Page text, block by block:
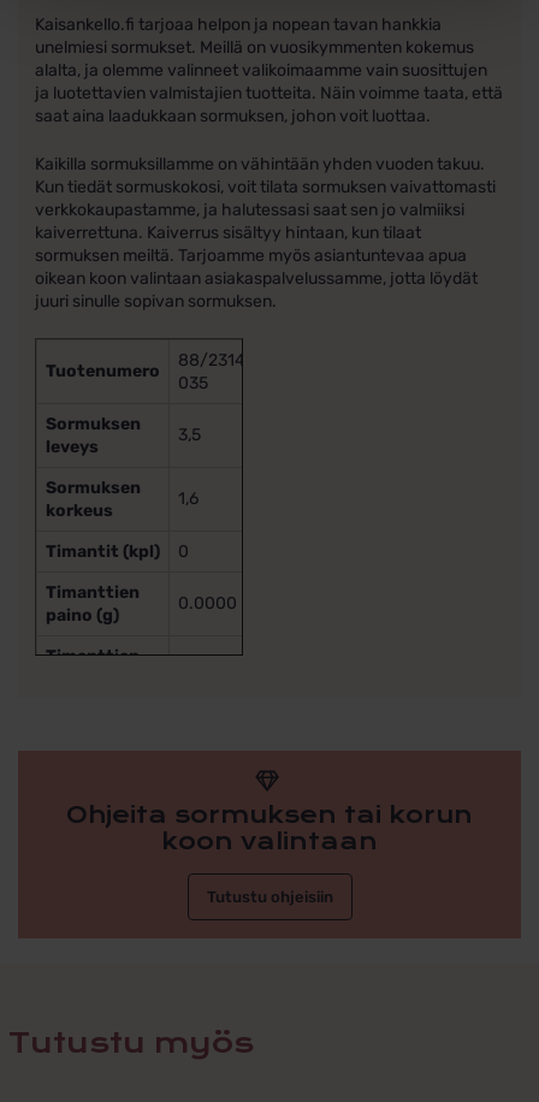
Kaisankello.fi tarjoaa helpon ja nopean tavan hankkia
unelmiesi sormukset. Meillä on vuosikymmenten kokemus
alalta, ja olemme valinneet valikoimaamme vain suosittujen
ja luotettavien valmistajien tuotteita. Näin voimme taata, että
saat aina laadukkaan sormuksen, johon voit luottaa.
Kaikilla sormuksillamme on vähintään yhden vuoden takuu.
Kun tiedät sormuskokosi, voit tilata sormuksen vaivattomasti
verkkokaupastamme, ja halutessasi saat sen jo valmiiksi
kaiverrettuna. Kaiverrus sisältyy hintaan, kun tilaat
sormuksen meiltä. Tarjoamme myös asiantuntevaa apua
oikean koon valintaan asiakaspalvelussamme, jotta löydät
juuri sinulle sopivan sormuksen.
Tuotenumero
88/23140-
035
Sormuksen
leveys
3,5
Sormuksen
korkeus
1,6
Timantit (kpl)
0
Timanttien
paino (g)
0.0000
Timanttien
Ohjeita sormuksen tai korun
koon valintaan
Tutustu ohjeisiin
Tutustu myös